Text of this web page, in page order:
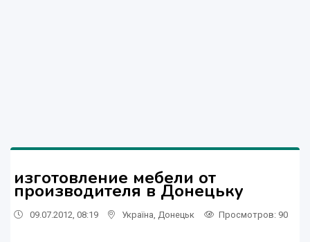
изготовление мебели от
производителя в Донецьку
09.07.2012, 08:19 Україна Донецьк Просмотров: 90